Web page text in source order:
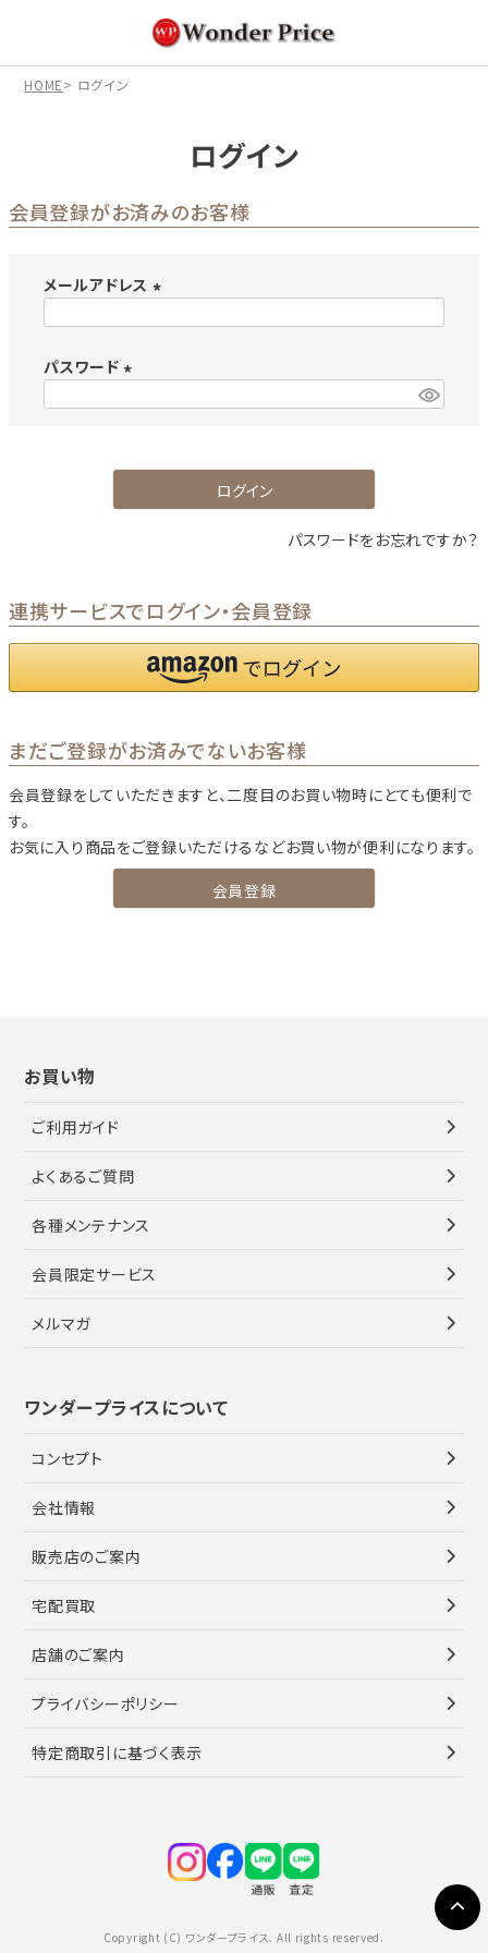
HOME ログイン
ログイン
会員登録がお済みのお客様
メールアドレス
(
パスワード
(
ログイン
パスワードをお忘れですか？
連携サービスでログイン・会員登録
まだご登録がお済みでないお客様
会員登録をしていただきますと、二度目のお買い物時にとても便利で
す。
お気に入り商品をご登録いただけるなどお買い物が便利になります。
会員登録
お買い物
ご利用ガイド
よくあるご質問
各種メンテナンス
会員限定サービス
メルマガ
ワンダープライスについて
コンセプト
会社情報
販売店のご案内
宅配買取
店舗のご案内
プライバシーポリシー
特定商取引に基づく表示
Copyright (C) ワンダープライス. All rights reserved.